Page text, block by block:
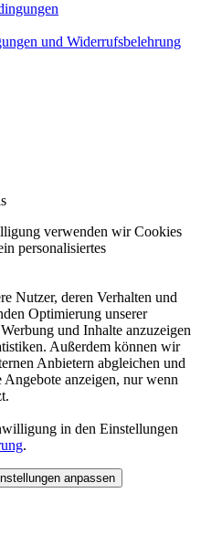
und Widerrufsbelehrung
verwenden wir Cookies
personalisiertes
Nutzer, deren Verhalten und
Optimierung unserer
und Inhalte anzuzeigen
Außerdem können wir
Anbietern abgleichen und
anzeigen, nur wenn
in den Einstellungen
.
anpassen